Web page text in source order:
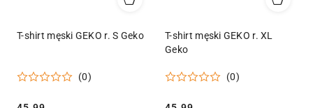
T-shirt męski GEKO r. S Geko
(0)
T-shirt męski GEKO r. XL
Geko
(0)